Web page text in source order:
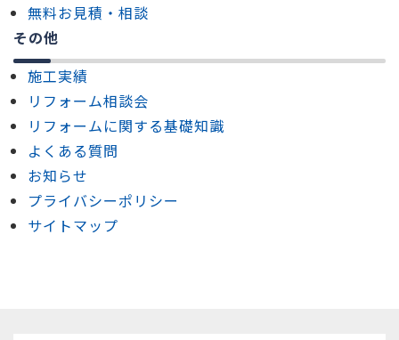
無料お見積・相談
その他
施工実績
リフォーム相談会
リフォームに関する基礎知識
よくある質問
お知らせ
プライバシーポリシー
サイトマップ